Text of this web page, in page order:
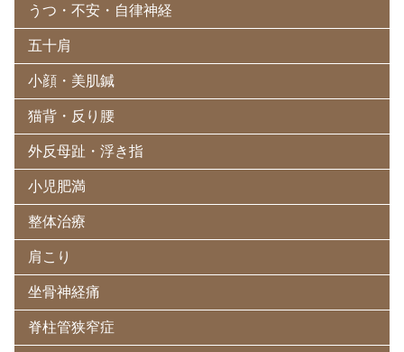
うつ・不安・自律神経
五十肩
小顔・美肌鍼
猫背・反り腰
外反母趾・浮き指
小児肥満
整体治療
肩こり
坐骨神経痛
脊柱管狭窄症